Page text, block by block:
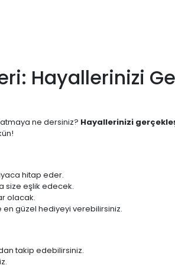
Hayallerinizi
atmaya ne dersiniz? Hayallerinizi
hitap eder.
size eşlik edecek.
olacak.
güzel hediyeyi verebilirsiniz.
takip edebilirsiniz.